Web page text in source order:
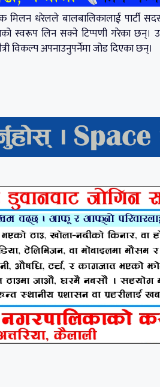
मिलन धरेलले बालबालिकालाई
स्वरूप लिन सक्ने टिप्पणी गरेका छन्।
विकल्प अपनाउनुपर्नेमा जोड दिएका छन्।